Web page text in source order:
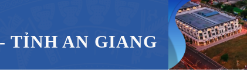
TỈNH AN GIANG